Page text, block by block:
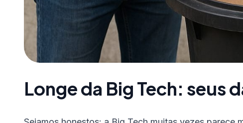
Longe da Big Tech: seus